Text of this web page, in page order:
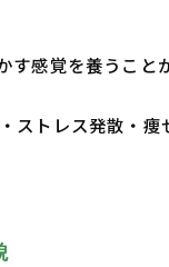
感覚を養うこと
トレス発散・